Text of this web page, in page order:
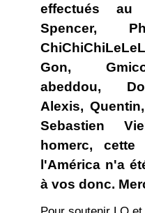
effectués
Spencer,
Gon,
abeddou,
Alexis,
Sebastien
homerc,
l'América n'a
à vos donc.